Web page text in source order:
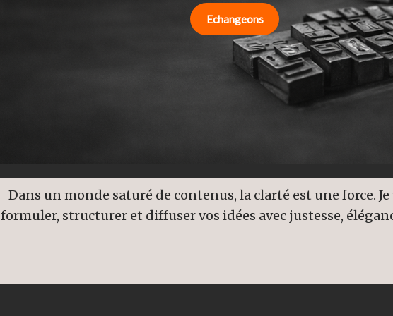
Echangeons
Dans un monde saturé de contenus, la clarté est une force. Je
formuler, structurer et diffuser vos idées avec justesse,